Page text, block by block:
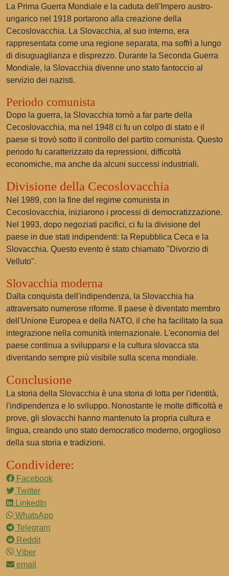
La Prima Guerra Mondiale e la caduta dell'Impero austro-
ungarico nel 1918 portarono alla creazione della
Cecoslovacchia. La Slovacchia, al suo interno, era
rappresentata come una regione separata, ma soffrì a lungo
di disuguaglianza e disprezzo. Durante la Seconda Guerra
Mondiale, la Slovacchia divenne uno stato fantoccio al
servizio dei nazisti.
Periodo comunista
Dopo la guerra, la Slovacchia tornò a far parte della
Cecoslovacchia, ma nel 1948 ci fu un colpo di stato e il
paese si trovò sotto il controllo del partito comunista. Questo
periodo fu caratterizzato da repressioni, difficoltà
economiche, ma anche da alcuni successi industriali.
Divisione della Cecoslovacchia
Nel 1989, con la fine del regime comunista in
Cecoslovacchia, iniziarono i processi di democratizzazione.
Nel 1993, dopo negoziati pacifici, ci fu la divisione del
paese in due stati indipendenti: la Repubblica Ceca e la
Slovacchia. Questo evento è stato chiamato "Divorzio di
Velluto".
Slovacchia moderna
Dalla conquista dell'indipendenza, la Slovacchia ha
attraversato numerose riforme. Il paese è diventato membro
dell'Unione Europea e della NATO, il che ha facilitato la sua
integrazione nella comunità internazionale. L'economia del
paese continua a svilupparsi e la cultura slovacca sta
diventando sempre più visibile sulla scena mondiale.
Conclusione
La storia della Slovacchia è una storia di lotta per l'identità,
l'indipendenza e lo sviluppo. Nonostante le molte difficoltà e
prove, gli slovacchi hanno mantenuto la propria cultura e
lingua, creando uno stato democratico moderno, orgoglioso
della sua storia e tradizioni.
Condividere:
Facebook
Twitter
LinkedIn
WhatsApp
Telegram
Reddit
Viber
email